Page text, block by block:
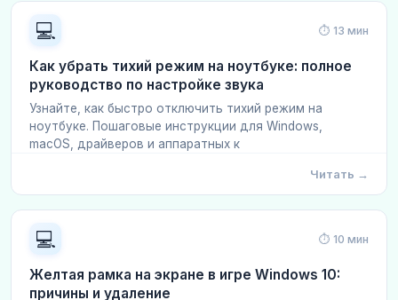
💻 ⏱ 13 мин
Как убрать тихий режим на ноутбуке: полное
руководство по настройке звука
Узнайте, как быстро отключить тихий режим на
ноутбуке. Пошаговые инструкции для Windows,
macOS, драйверов и аппаратных к
Читать →
💻 ⏱ 10 мин
Желтая рамка на экране в игре Windows 10:
причины и удаление